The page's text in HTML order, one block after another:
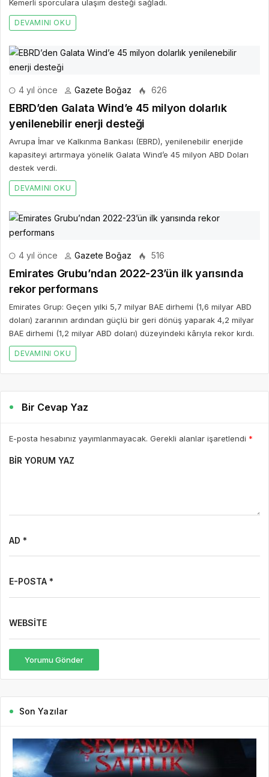
Kemerli sporculara ulaşım desteği sağladı.
DEVAMINI OKU
4 yıl önce Gazete Boğaz 626
EBRD’den Galata Wind’e 45 milyon dolarlık
yenilenebilir enerji desteği
Avrupa İmar ve Kalkınma Bankası (EBRD), yenilenebilir enerjide
kapasiteyi artırmaya yönelik Galata Wind’e 45 milyon ABD Doları
destek verdi.
DEVAMINI OKU
4 yıl önce Gazete Boğaz 516
Emirates Grubu’ndan 2022-23’ün ilk yarısında
rekor performans
Emirates Grup: Geçen yılki 5,7 milyar BAE dirhemi (1,6 milyar ABD
doları) zararının ardından güçlü bir geri dönüş yaparak 4,2 milyar
BAE dirhemi (1,2 milyar ABD doları) düzeyindeki kârıyla rekor kırdı.
DEVAMINI OKU
Bir Cevap Yaz
E-posta hesabınız yayımlanmayacak. Gerekli alanlar işaretlendi *
BIR YORUM YAZ
AD *
E-POSTA *
WEBSITE
Yorumu Gönder
Son Yazılar